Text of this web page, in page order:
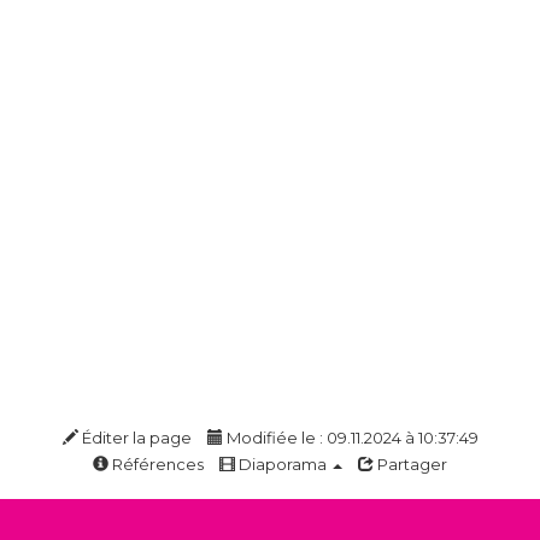
Éditer la page
Modifiée le : 09.11.2024 à 10:37:49
Références
Diaporama Partager